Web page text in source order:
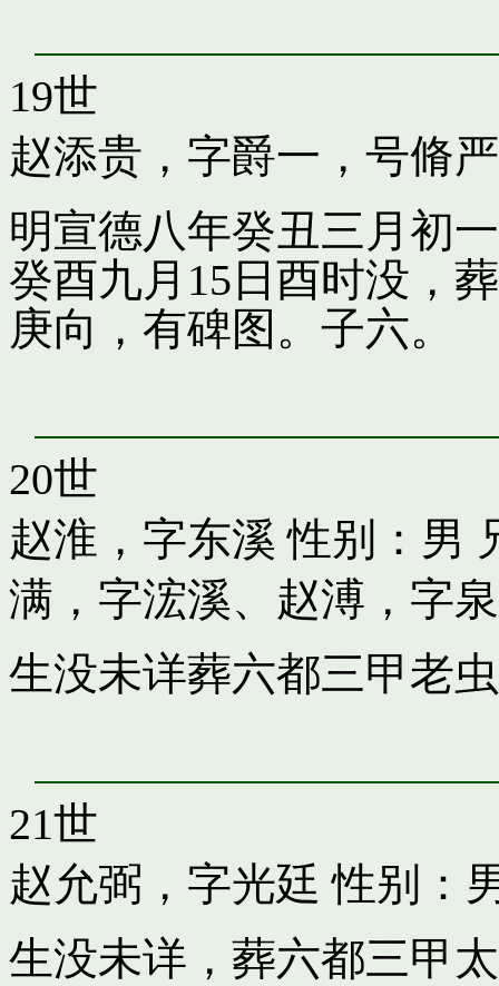
19世
赵添贵，字爵一，号脩严
明宣德八年癸丑三月初
癸酉九月15日酉时没，
庚向，有碑图。子六。
20世
赵淮，字东溪 性别：男
满，字浤溪、 赵溥，字
生没未详葬六都三甲老
21世
赵允弼，字光廷 性别：
生没未详，葬六都三甲